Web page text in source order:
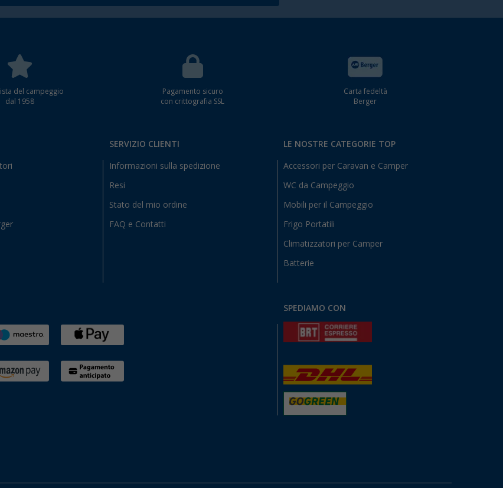
del campeggio
dal 1958
Pagamento sicuro
con crittografia SSL
Carta fedeltà
Berger
SERVIZIO CLIENTI
Informazioni sulla spedizione
Resi
Stato del mio ordine
FAQ e Contatti
LE NOSTRE CATEGORIE TOP
Accessori per Caravan e Camper
WC da Campeggio
Mobili per il Campeggio
Frigo Portatili
Climatizzatori per Camper
Batterie
SPEDIAMO CON